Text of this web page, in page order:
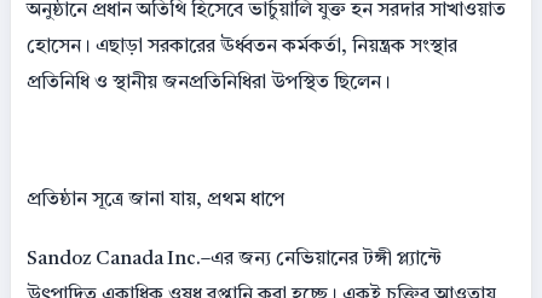
অনুষ্ঠানে প্রধান অতিথি হিসেবে ভার্চুয়ালি যুক্ত হন সরদার সাখাওয়াত
হোসেন। এছাড়া সরকারের ঊর্ধ্বতন কর্মকর্তা, নিয়ন্ত্রক সংস্থার
প্রতিনিধি ও স্থানীয় জনপ্রতিনিধিরা উপস্থিত ছিলেন।
প্রতিষ্ঠান সূত্রে জানা যায়, প্রথম ধাপে
Sandoz Canada Inc.–এর জন্য নেভিয়ানের টঙ্গী প্ল্যান্টে